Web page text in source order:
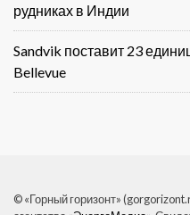
рудниках в Индии
Sandvik поставит 23
Bellevue
© «Горный горизонт»